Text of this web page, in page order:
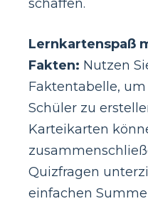
schaffen.
Lernkartenspaß
Fakten: Nutzen
Faktentabelle,
Schüler zu
Karteikarten
Quizfragen
einfachen